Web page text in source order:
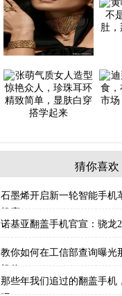
猜你喜欢
石墨烯开启新一轮智能手
机应
诺基亚翻盖手机官宣：骁龙
教你如何在工信部查询曝光
机信
那些年我们追过的翻盖手机